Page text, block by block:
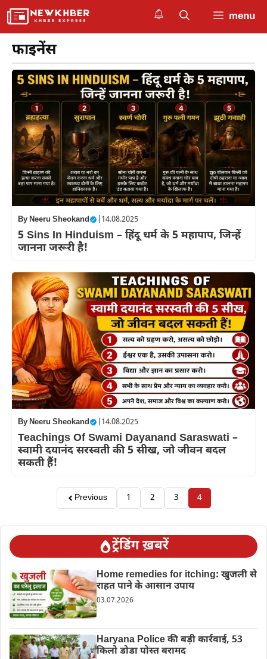
Skip
menu
फाइनेंस
ByNeeru Sheokand 14.08.2025
5 Sins In Hinduism – हिंदू धर्म के 5 महापाप, जिन्हें
जानना जरूरी है!
ByNeeru Sheokand 14.08.2025
Teachings Of Swami Dayanand Saraswati –
स्वामी दयानंद सरस्वती की 5 सीख, जो जीवन बदल
सकती हैं!
Previous 1 2 3 4
ट्रेंडिंग ख़बरें
Home remedies for itching: खुजली से
राहत पाने के आसान उपाय
03.07.2026
Haryana Police की बड़ी कार्रवाई, 53
किलो डोडा पोस्त बरामद